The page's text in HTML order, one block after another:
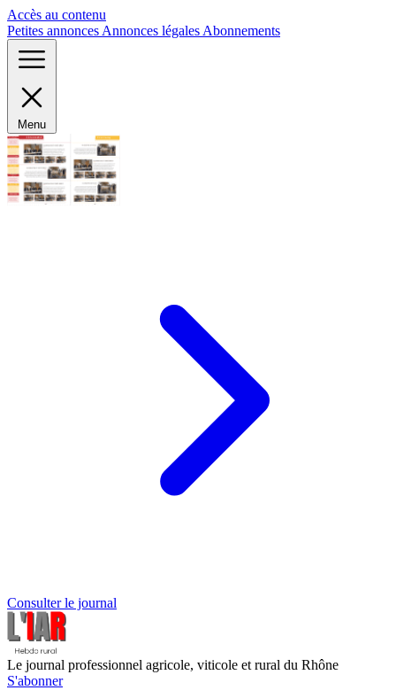
Accès au contenu
Petites annonces Annonces légales Abonnements
Menu
Consulter le journal
Le journal professionnel agricole, viticole et rural du Rhône
S'abonner
Panneau de gestion des cookies